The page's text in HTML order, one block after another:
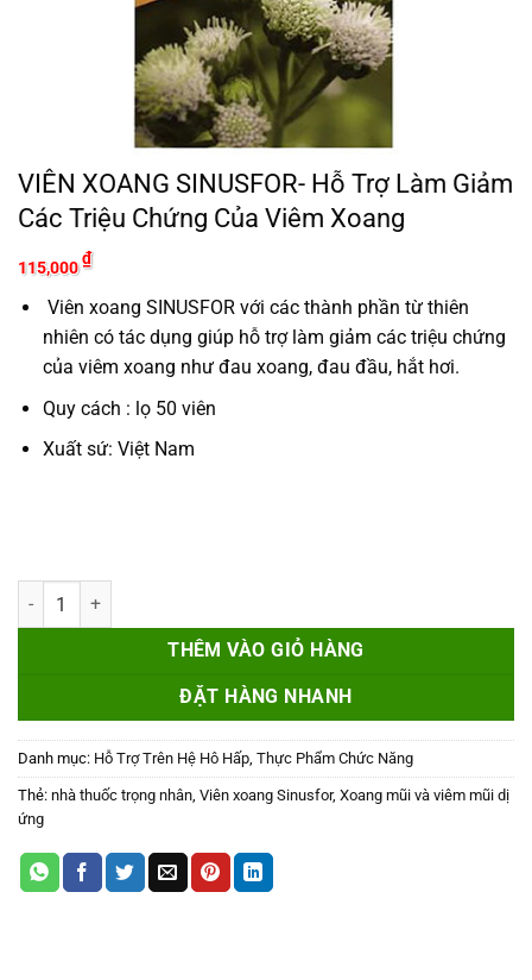
VIÊN XOANG SINUSFOR- Hỗ Trợ Làm Giảm
Các Triệu Chứng Của Viêm Xoang
115,000₫
Viên xoang SINUSFOR với các thành phần từ thiên
nhiên có tác dụng giúp hỗ trợ làm giảm các triệu chứng
của viêm xoang như đau xoang, đau đầu, hắt hơi.
Quy cách : lọ 50 viên
Xuất sứ: Việt Nam
VIÊN XOANG SINUSFOR- Hỗ Trợ Làm Giảm Các Triệu Chứng Của
THÊM VÀO GIỎ HÀNG
ĐẶT HÀNG NHANH
Danh mục: Hỗ Trợ Trên Hệ Hô Hấp, Thực Phẩm Chức Năng
Thẻ: nhà thuốc trọng nhân, Viên xoang Sinusfor, Xoang mũi và viêm mũi dị
ứng